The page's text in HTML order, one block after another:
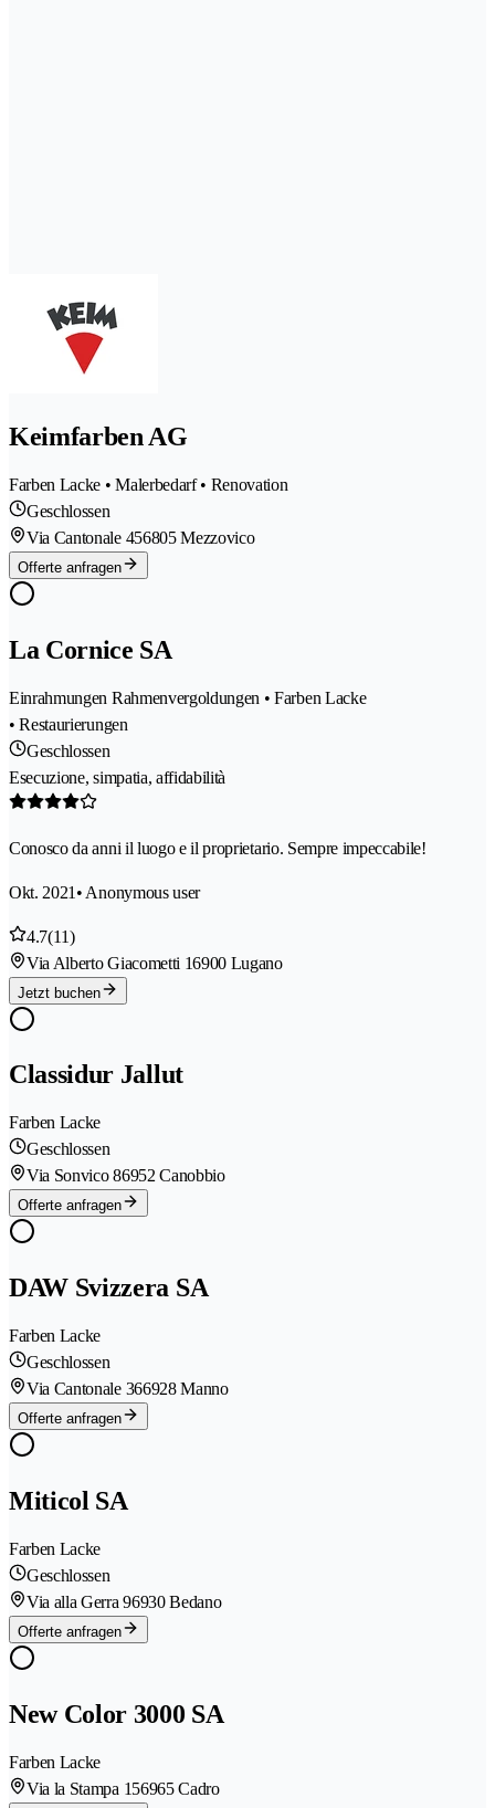
Keimfarben AG
Farben Lacke • Malerbedarf • Renovation
Geschlossen
Via Cantonale 456805 Mezzovico
Offerte anfragen
La Cornice SA
Einrahmungen Rahmenvergoldungen • Farben Lacke
• Restaurierungen
Geschlossen
Esecuzione, simpatia, affidabilità
Conosco da anni il luogo e il proprietario. Sempre impeccabile!
Okt. 2021 • Anonymous user
4.7(11)
Via Alberto Giacometti 16900 Lugano
Jetzt buchen
Classidur Jallut
Farben Lacke
Geschlossen
Via Sonvico 86952 Canobbio
Offerte anfragen
DAW Svizzera SA
Farben Lacke
Geschlossen
Via Cantonale 366928 Manno
Offerte anfragen
Miticol SA
Farben Lacke
Geschlossen
Via alla Gerra 96930 Bedano
Offerte anfragen
New Color 3000 SA
Farben Lacke
Via la Stampa 156965 Cadro